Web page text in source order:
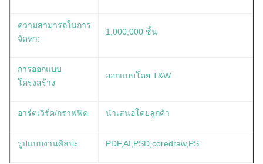
ความสามารถในการ
จัดหา:
1,000,000 ชิ้น
การออกแบบ
โครงสร้าง
ออกแบบโดย T&W
อาร์ตเวิร์ค/กราฟฟิค นำเสนอโดยลูกค้า
รูปแบบงานศิลปะ PDF,AI,PSD,coredraw,PS